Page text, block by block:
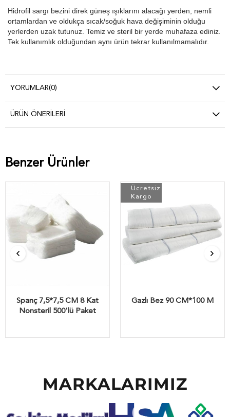
Hidrofil sargı bezini direk güneş ışıklarını alacağı yerden, nemli
ortamlardan ve oldukça sıcak/soğuk hava değişiminin olduğu
yerlerden uzak tutunuz. Temiz ve steril bir yerde muhafaza ediniz.
Tek kullanımlık olduğundan aynı ürün tekrar kullanılmamalıdır.
YORUMLAR(0)
ÜRÜN ÖNERILERI
Benzer Ürünler
Spanç 7,5*7,5 CM 8 Kat
Nonsteril 500'lü Paket
Gazlı Bez 90 CM*100 M
Ücretsiz
Kargo
MARKALARIMIZ